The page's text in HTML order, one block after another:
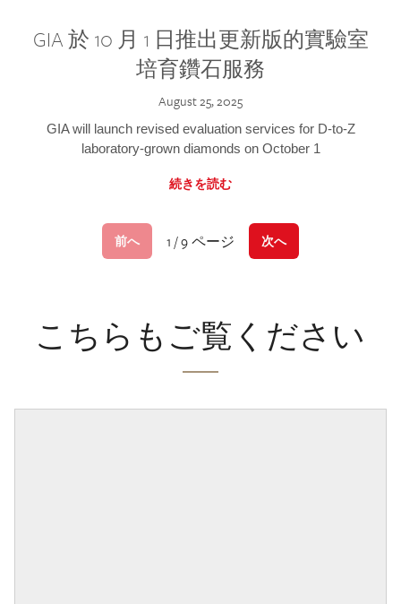
GIA 於 10 月 1 日推出更新版的實驗室
培育鑽石服務
August 25, 2025
GIA will launch revised evaluation services for D-to-Z
laboratory-grown diamonds on October 1
続きを読む
前へ 1 / 9 ページ 次へ
こちらもご覧ください